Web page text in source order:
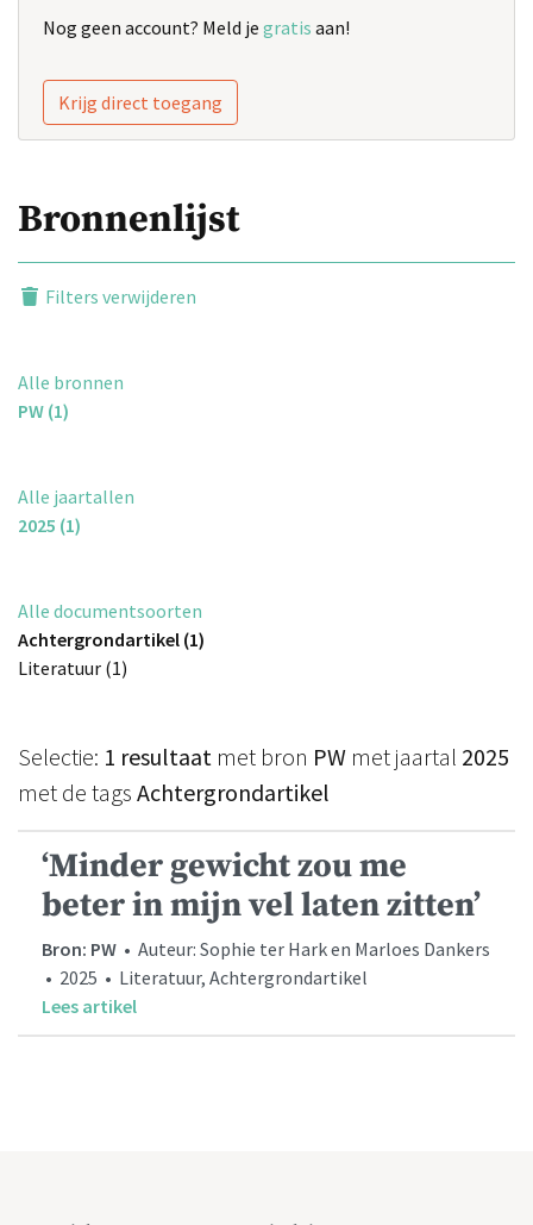
Nog geen account? Meld je gratis aan!
Krijg direct toegang
Bronnenlijst
Filters verwijderen
Alle bronnen
PW (1)
Alle jaartallen
2025 (1)
Alle documentsoorten
Achtergrondartikel (1)
Literatuur (1)
Selectie: 1 resultaat met bron PW met jaartal 2025
met de tags Achtergrondartikel
‘Minder gewicht zou me
beter in mijn vel laten zitten’
Bron: PW • Auteur: Sophie ter Hark en Marloes Dankers
• 2025 • Literatuur, Achtergrondartikel
Lees artikel